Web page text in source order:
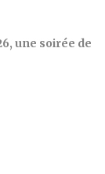
une soirée de